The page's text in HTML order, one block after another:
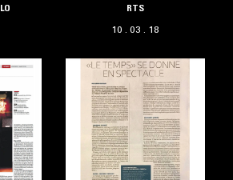
RTS
10 . 03 . 18